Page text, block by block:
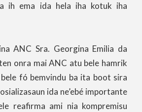
ih ema ida hela iha kotuk iha
ANC Sra. Georgina Emilia da
onra mai ANC atu bele hamrik
bele fó bemvindu ba ita boot sira
ida ne’ebé importante
reafirma ami nia kompremisu